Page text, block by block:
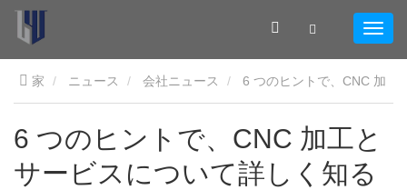
家 ニュース 会社ニュース
6 つのヒントで、CNC 加工と
サービスについて詳しく知る